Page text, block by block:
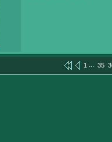
1 ... 35